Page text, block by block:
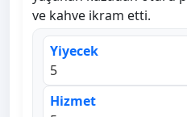
ve kahve ikram etti.
Yiyecek
5
Hizmet